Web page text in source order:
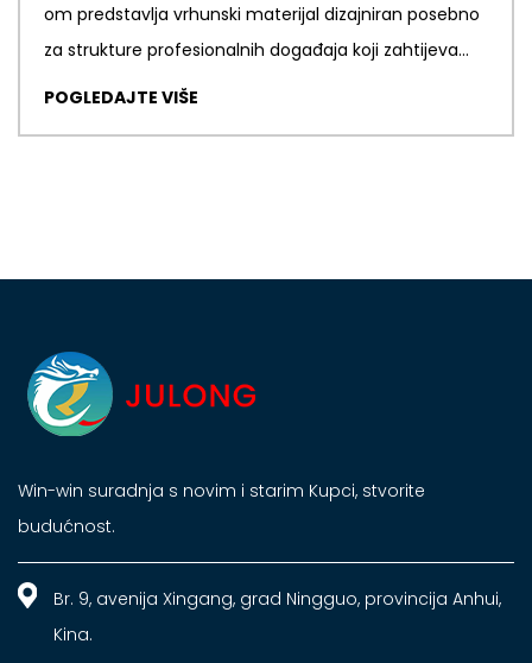
posebno
suvremeni dizajn zgrada, omogućujući
inženjerima stvaranje inovativnih,
POGLEDAJTE VIŠE
Win-win suradnja s novim i starim Kupci, stvorite
budućnost.
Br. 9, avenija Xingang, grad Ningguo, provincija Anhui,
Kina.